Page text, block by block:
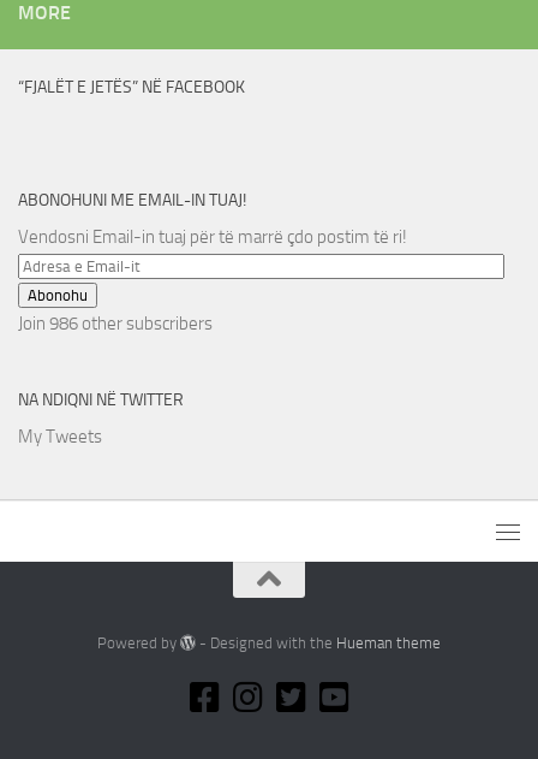
MORE
“FJALËT E JETËS” NË FACEBOOK
ABONOHUNI ME EMAIL-IN TUAJ!
Vendosni Email-in tuaj për të marrë çdo postim të ri!
Adresa
e
Email-
Abonohu
Join 986 other subscribers
NA NDIQNI NË TWITTER
My Tweets
Powered by - Designed with the Hueman theme